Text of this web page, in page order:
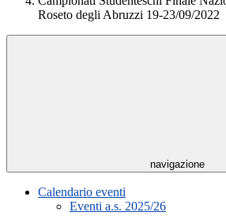
Roseto degli Abruzzi 19-23/09/2022
navigazione
Calendario eventi
Eventi a.s. 2025/26